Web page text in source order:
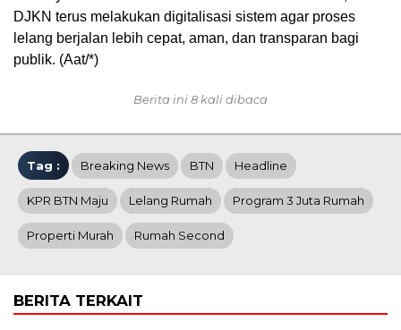
DJKN terus melakukan digitalisasi sistem agar proses
lelang berjalan lebih cepat, aman, dan transparan bagi
publik. (Aat/*)
Berita ini 8 kali dibaca
Tag : Breaking News BTN Headline
KPR BTN Maju Lelang Rumah Program 3 Juta Rumah
Properti Murah Rumah Second
BERITA TERKAIT